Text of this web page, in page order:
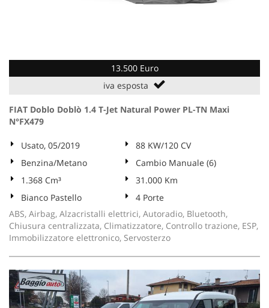
13.500 Euro
iva esposta
FIAT Doblo Doblò 1.4 T-Jet Natural Power PL-TN Maxi
N°FX479
Usato, 05/2019
88 KW/120 CV
Benzina/Metano
Cambio Manuale (6)
1.368 Cm³
31.000 Km
Bianco Pastello
4 Porte
ABS, Airbag, Alzacristalli elettrici, Autoradio, Bluetooth,
Chiusura centralizzata, Climatizzatore, Controllo trazione, ESP,
Immobilizzatore elettronico, Servosterzo